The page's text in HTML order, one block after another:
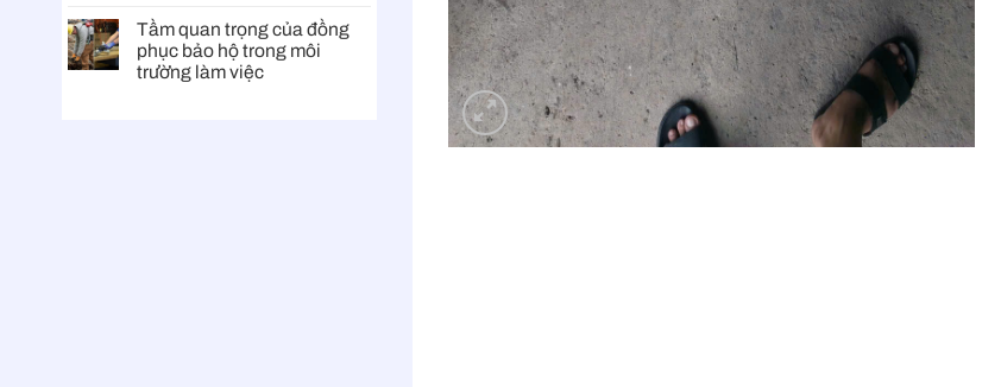
Tầm quan trọng của đồng
phục bảo hộ trong môi
trường làm việc